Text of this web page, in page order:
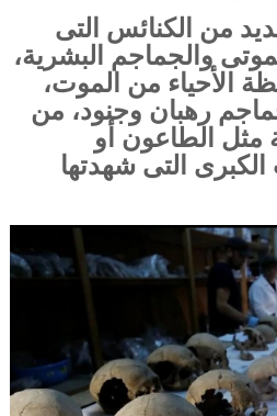
من الكنائس التى
والجماجم البشرية،
الأحياء من الموت،
رهبان وجنود، من
مثل الطاعون أو
الكبرى التى شهدتها